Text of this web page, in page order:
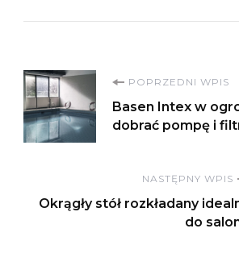
Nawigacja
wpisu
POPRZEDNI WPIS
Basen Intex w
dobrać pompę i
NASTĘPNY WPIS
Okrągły stół rozkładany
do